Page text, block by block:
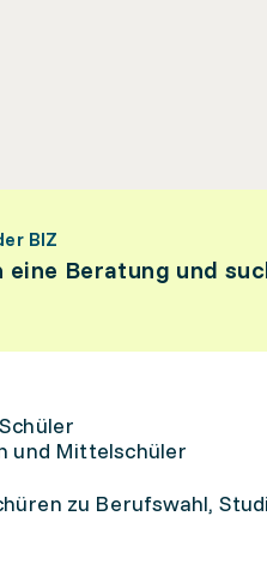
BIZ
eine Beratung und
und Mittelschüler
zu Berufswahl,